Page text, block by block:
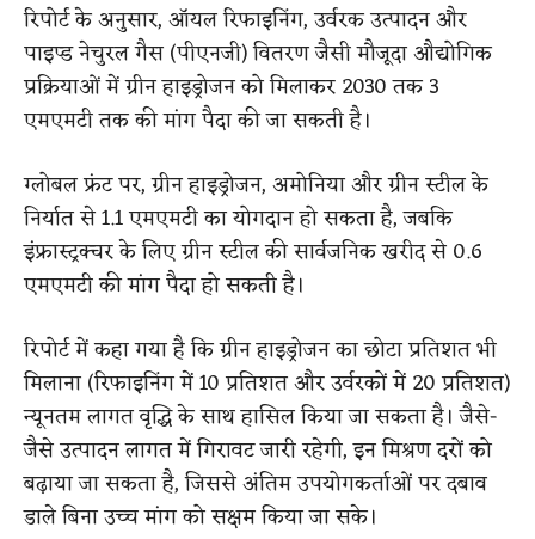
रिपोर्ट के अनुसार, ऑयल रिफाइनिंग, उर्वरक उत्पादन और
पाइप्ड नेचुरल गैस (पीएनजी) वितरण जैसी मौजूदा औद्योगिक
प्रक्रियाओं में ग्रीन हाइड्रोजन को मिलाकर 2030 तक 3
एमएमटी तक की मांग पैदा की जा सकती है।
ग्लोबल फ्रंट पर, ग्रीन हाइड्रोजन, अमोनिया और ग्रीन स्टील के
निर्यात से 1.1 एमएमटी का योगदान हो सकता है, जबकि
इंफ्रास्ट्रक्चर के लिए ग्रीन स्टील की सार्वजनिक खरीद से 0.6
एमएमटी की मांग पैदा हो सकती है।
रिपोर्ट में कहा गया है कि ग्रीन हाइड्रोजन का छोटा प्रतिशत भी
मिलाना (रिफाइनिंग में 10 प्रतिशत और उर्वरकों में 20 प्रतिशत)
न्यूनतम लागत वृद्धि के साथ हासिल किया जा सकता है। जैसे-
जैसे उत्पादन लागत में गिरावट जारी रहेगी, इन मिश्रण दरों को
बढ़ाया जा सकता है, जिससे अंतिम उपयोगकर्ताओं पर दबाव
डाले बिना उच्च मांग को सक्षम किया जा सके।